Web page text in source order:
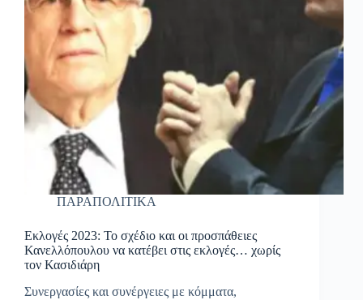
ΠΑΡΑΠΟΛΙΤΙΚΑ
Εκλογές 2023: Το σχέδιο και οι προσπάθειες
Κανελλόπουλου να κατέβει στις εκλογές… χωρίς
τον Κασιδιάρη
Συνεργασίες και συνέργειες με κόμματα,